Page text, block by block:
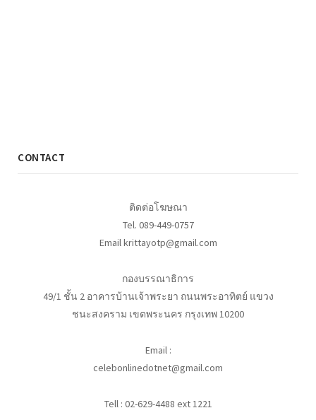
CONTACT
ติดต่อโฆษณา
Tel. 089-449-0757
Email krittayotp@gmail.com
กองบรรณาธิการ
49/1 ชั้น 2 อาคารบ้านเจ้าพระยา ถนนพระอาทิตย์ แขวง
ชนะสงคราม เขตพระนคร กรุงเทพ 10200
Email :
celebonlinedotnet@gmail.com
Tell : 02-629-4488 ext 1221